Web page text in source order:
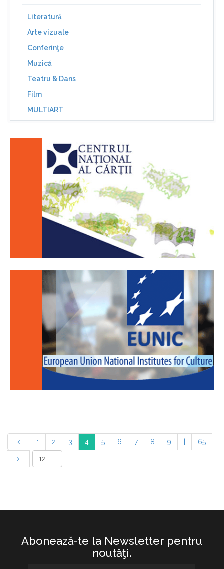
Literatură
Arte vizuale
Conferinţe
Muzică
Teatru & Dans
Film
MULTIART
1 2 3 4 5 6 7 8 9 65
Abonează-te la Newsletter pentru
noutăţi.